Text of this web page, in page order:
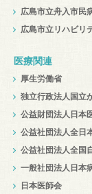
広島市立舟入市民
広島市立リハビリ
医療関連
厚生労働省
独立行政法人国立
公益財団法人日本
公益社団法人全日
公益社団法人全国
一般社団法人日本
日本医師会